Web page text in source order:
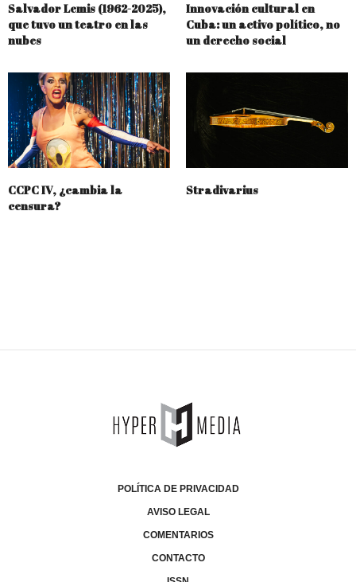
Salvador Lemis (1962-2025),
que tuvo un teatro en las
nubes
Innovación cultural en
Cuba: un activo político, no
un derecho social
CCPC IV, ¿cambia la
censura?
Stradivarius
POLÍTICA DE PRIVACIDAD
AVISO LEGAL
COMENTARIOS
CONTACTO